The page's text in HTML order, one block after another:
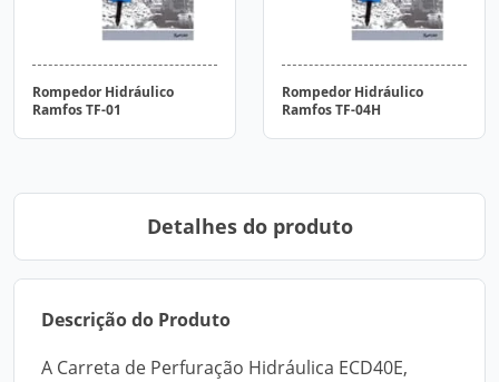
Rompedor Hidráulico
Ramfos TF-01
Rompedor Hidráulico
Ramfos TF-04H
Detalhes do produto
Descrição do Produto
A Carreta de Perfuração Hidráulica ECD40E,